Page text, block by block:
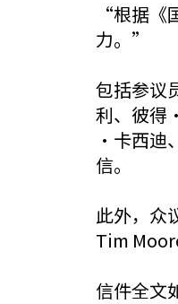
“根据《
力。”
包括参议
利、彼得
·卡西迪
信。
此外，众
Tim
信件全文